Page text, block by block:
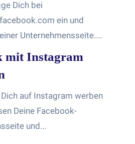
Dich bei
ein und
Unternehmensseite....
mit Instagram
auf Instagram werben
Deine Facebook-
und...